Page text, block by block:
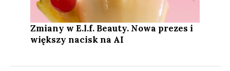
Zmiany w E.l.f. Beauty. Nowa prezes i
większy nacisk na AI